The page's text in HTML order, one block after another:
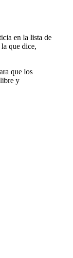
en la lista de
que dice,
que los
y